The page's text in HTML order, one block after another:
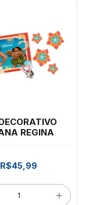
REGINA
R$45,99